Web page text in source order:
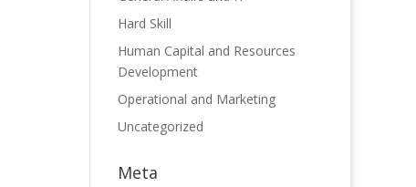
Hard Skill
Human Capital and Resources
Development
Operational and Marketing
Uncategorized
Meta